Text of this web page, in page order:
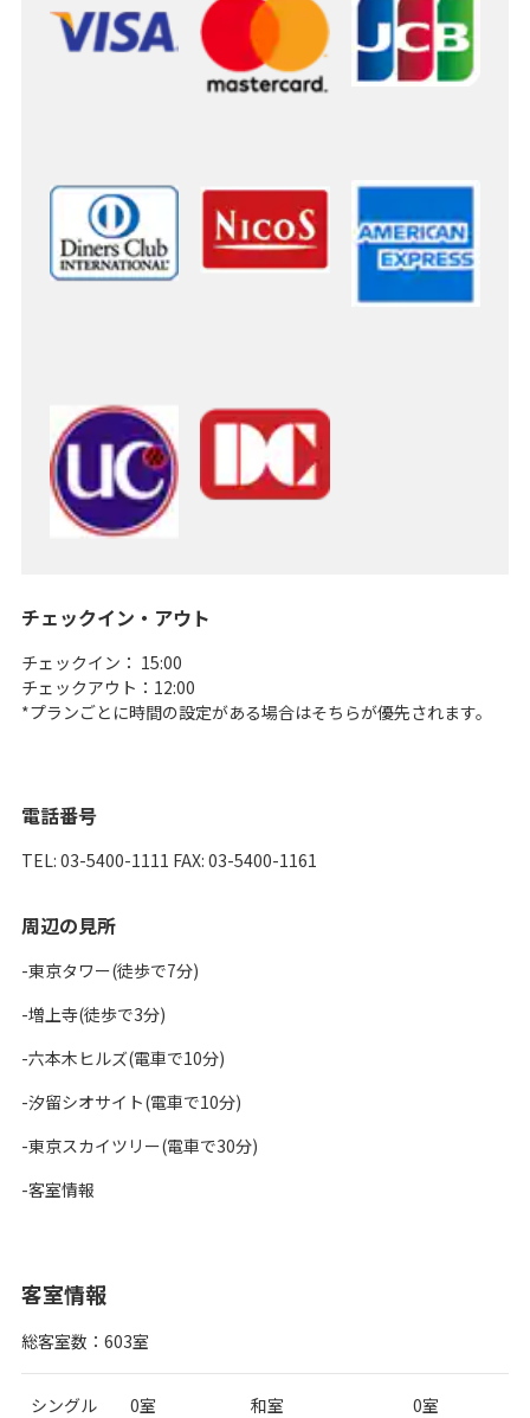
チェックイン・アウト
チェックイン： 15:00
チェックアウト：12:00
*プランごとに時間の設定がある場合はそちらが優先されます。
電話番号
TEL: 03-5400-1111 FAX: 03-5400-1161
周辺の見所
-東京タワー(徒歩で7分)
-増上寺(徒歩で3分)
-六本木ヒルズ(電車で10分)
-汐留シオサイト(電車で10分)
-東京スカイツリー(電車で30分)
-客室情報
客室情報
総客室数：603室
シングル 0室 和室 0室